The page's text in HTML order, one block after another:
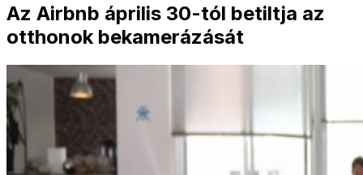
Az Airbnb április 30-tól betiltja az
otthonok bekamerázását